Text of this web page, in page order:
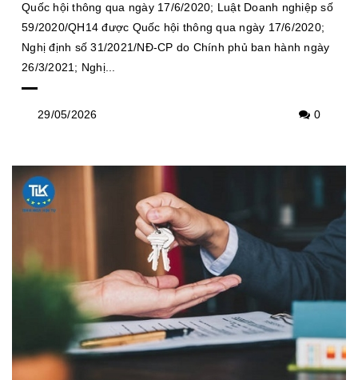
Quốc hội thông qua ngày 17/6/2020; Luật Doanh nghiệp số
59/2020/QH14 được Quốc hội thông qua ngày 17/6/2020;
Nghị định số 31/2021/NĐ-CP do Chính phủ ban hành ngày
26/3/2021; Nghị...
29/05/2026 0